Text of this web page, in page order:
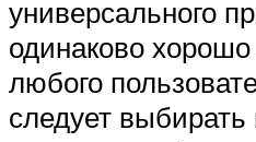
универсального
одинаково
любого
следует